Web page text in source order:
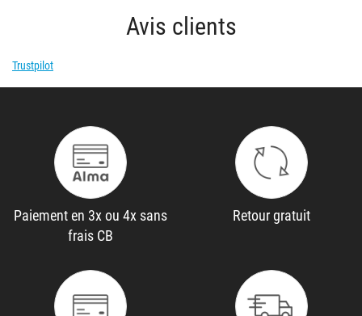
Avis clients
Trustpilot
Paiement en 3x ou 4x sans
frais CB
Retour gratuit